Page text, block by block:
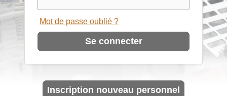
Mot de passe oublié ?
Inscription nouveau personnel